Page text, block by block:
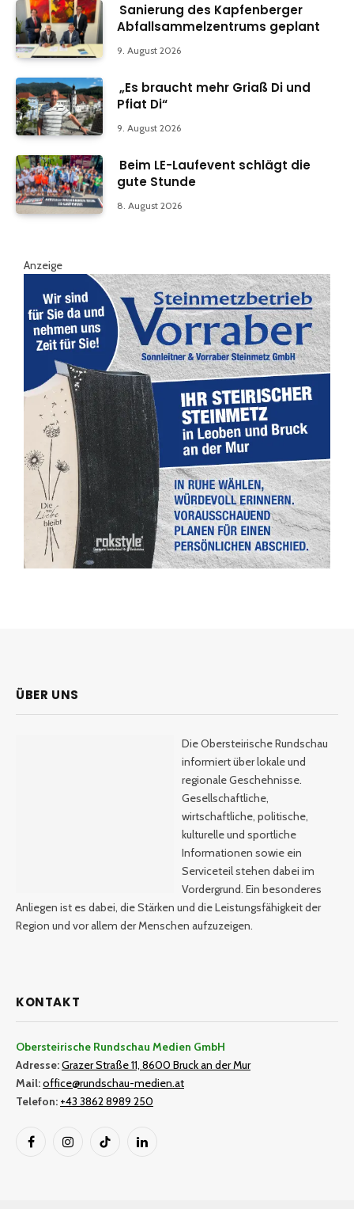
Sanierung des Kapfenberger
Abfallsammelzentrums geplant
9. August 2026
„Es braucht mehr Griaß Di und
Pfiat Di“
9. August 2026
Beim LE-Laufevent schlägt die
gute Stunde
8. August 2026
Anzeige
ÜBER UNS
Die Obersteirische Rundschau
informiert über lokale und
regionale Geschehnisse.
Gesellschaftliche,
wirtschaftliche, politische,
kulturelle und sportliche
Informationen sowie ein
Serviceteil stehen dabei im
Vordergrund. Ein besonderes
Anliegen ist es dabei, die Stärken und die Leistungsfähigkeit der
Region und vor allem der Menschen aufzuzeigen.
KONTAKT
Obersteirische Rundschau Medien GmbH
Adresse:Grazer Straße 11, 8600 Bruck an der Mur
Mail:office@rundschau-medien.at
Telefon: +43 3862 8989 250
FacebookInstagramTikTok LinkedIn